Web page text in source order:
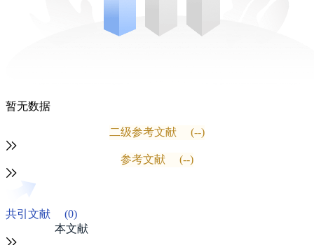
暂无数据
二级参考文献 (--)
参考文献 (--)
共引文献
(0)
本文献